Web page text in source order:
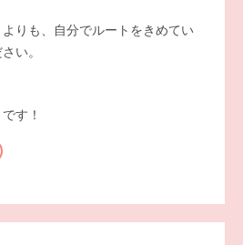
りも、自分でルートをきめてい
い。
す！